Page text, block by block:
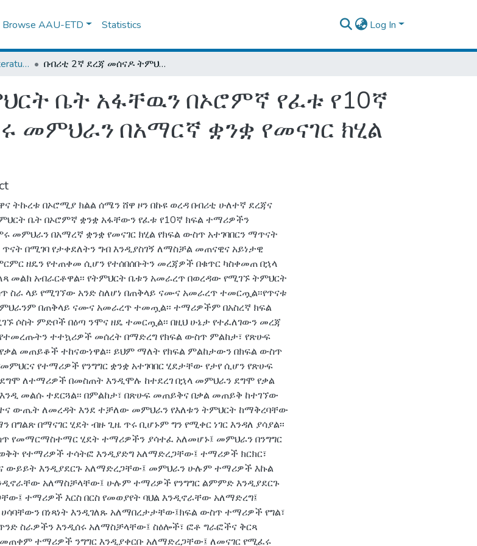
Browse AAU-ETD Statistics Log In
Amharic Language, Literature and Folklore በብሪቲ 2ኛ ደረጃ መሰናዶ ትምህርት ቤት አፋቸዉን በኦሮምኛ የፈቱ የ10ኛ ክፍል ተማሪዎችን የሚያስተምሩ መምህራን በአማርኛ ቋንቋ የመናገር ክሂል የክፍል ዉስጥ አተገባበር ፍተሻ
ቤት አፋቸዉን በኦሮምኛ የፈቱ የ10ኛ
በአማርኛ ቋንቋ የመናገር ክሂል
ትኩረቱ በኦሮሚያ ክልል ሰሜን ሸዋ ዞን በኩዩ ወረዳ በብሪቲ ሁለተኛ ደረጃና
ቤት በኦሮምኛ ቋንቋ አፋቸውን የፈቱ የ10ኛ ክፍል ተማሪዎችን
መምህራን በአማረኛ ቋንቋ የመናገር ክሂል የክፍል ውስጥ አተገባበርን ማጥናት
ጥናት በሚገባ የታቀደለትን ግብ እንዲያስገኝ ለማስቻል መጠናዊና አይነታዊ
ዘዴን የተጠቀመ ሲሆን የተሰበሰቡትን መረጃዎች በቁጥር ካስቀመጠ በኋላ
መልክ አብራርቶዋል፡፡ የትምህርት ቤቱን አመራረጥ በወረዳው የሚገኙ ትምህርት
ስራ ላይ የሚገኘው አንድ ስለሆነ በጠቅላይ ናሙና አመራረጥ ተመርጧል፡፡የጥናቱ
በጠቅላይ ናሙና አመራረጥ ተመጧል፡፡ ተማሪዎችም በአስረኛ ክፍል
ሶስት ምድቦች በዕጣ ንሞና ዘዴ ተመርጧል፡፡ በዚህ ሁኔታ የተፈለገውን መረጃ
ተተኳሪዎች መሰረት በማድረግ የክፍል ውስጥ ምልከታ፣ የጽሁፍ
መጠይቆች ተከናውነዋል፡፡ ይህም ማለት የክፍል ምልከታውን በክፍል ውስጥ
የተማሪዎች የንግግር ቋንቋ አተገባበር ሂደታቸው የታየ ሲሆን የጽሁፍ
ለተማሪዎች በመስጠት እንዲሞሉ ከተደረገ በኋላ መምህራን ደግሞ የቃል
መልሱ ተደርጓል፡፡ በምልከታ፣ በጽሁፍ መጠይቅና በቃል መጠይቅ ከተገኘው
ውጤት ለመረዳት እንደ ተቻለው መምህራን የእለቱን ትምህርት ከማቅረባቸው
በግልጽ በማናገር ሂደት ብዙ ጊዜ ጥሩ ቢሆኑም ግን የሚቀር ነገር እንዳለ ያሳያል፡፡
የመማርማስተማር ሂደት ተማሪዎችን ያሳተፈ አለመሆኑ፤ መምህራን በንግግር
የተማሪዎች ተሳትፎ እንዲያድግ አለማድረጋቸው፤ ተማሪዎች ክርክር፣
እንዲያደርጉ አለማድረጋቸው፤ መምህራን ሁሉም ተማሪዎች እኩል
አለማስቻላቸው፤ ሁሉም ተማሪዎች የንግግር ልምምድ እንዲያደርጉ
ተማሪዎች እርስ በርስ የመወያየት ባህል እንዲኖራቸው አለማድረግ፤
በነጻነት እንዲገለጹ አለማበረታታቸው፤ክፍል ውስጥ ተማሪዎች የግል፣
ስራዎችን እንዲሰሩ አለማስቻላቸው፤ ስዕሎች፣ ፎቶ ግራፎችና ቅርጻ
ተማሪዎች ንግግር እንዲያቀርቡ አለማድረጋቸው፤ ለመናገር የሚፈሩ